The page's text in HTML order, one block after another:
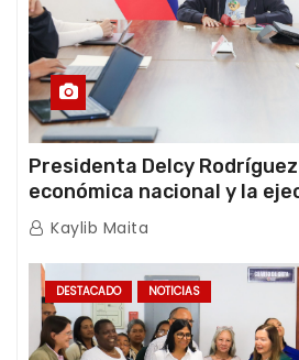
Presidenta Delcy
económica nacional y la
de emergencia post-sismos
Kaylib Maita
DESTACADO NOTICIAS